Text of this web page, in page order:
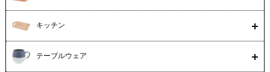
キッチン
テーブルウェア